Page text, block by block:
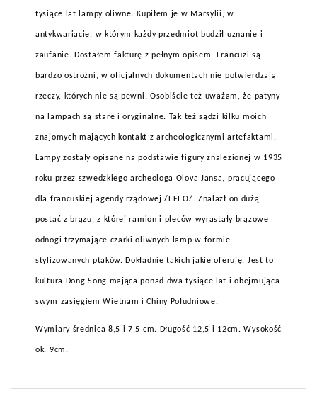
tysiące lat lampy oliwne. Kupiłem je w Marsylii, w
antykwariacie, w którym każdy przedmiot budził uznanie i
zaufanie. Dostałem fakturę z pełnym opisem. Francuzi są
bardzo ostrożni, w oficjalnych dokumentach nie potwierdzają
rzeczy, których nie są pewni. Osobiście też uważam, że patyny
na lampach są stare i oryginalne. Tak też sądzi kilku moich
znajomych mających kontakt z archeologicznymi artefaktami.
Lampy zostały opisane na podstawie figury znalezionej w 1935
roku przez szwedzkiego archeologa Olova Jansa, pracującego
dla francuskiej agendy rządowej /EFEO/. Znalazł on dużą
postać z brązu, z której ramion i pleców wyrastały brązowe
odnogi trzymające czarki oliwnych lamp w formie
stylizowanych ptaków. Dokładnie takich jakie oferuję. Jest to
kultura Dong Song mająca ponad dwa tysiące lat i obejmująca
swym zasięgiem Wietnam i Chiny Południowe.
Wymiary średnica 8,5 i 7,5 cm. Długość 12,5 i 12cm. Wysokość
ok. 9cm.